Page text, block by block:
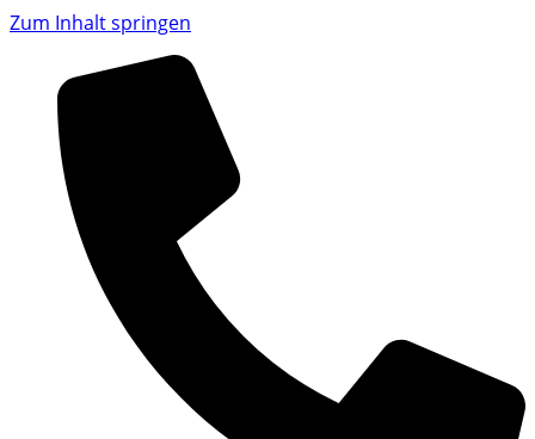
Zum Inhalt springen